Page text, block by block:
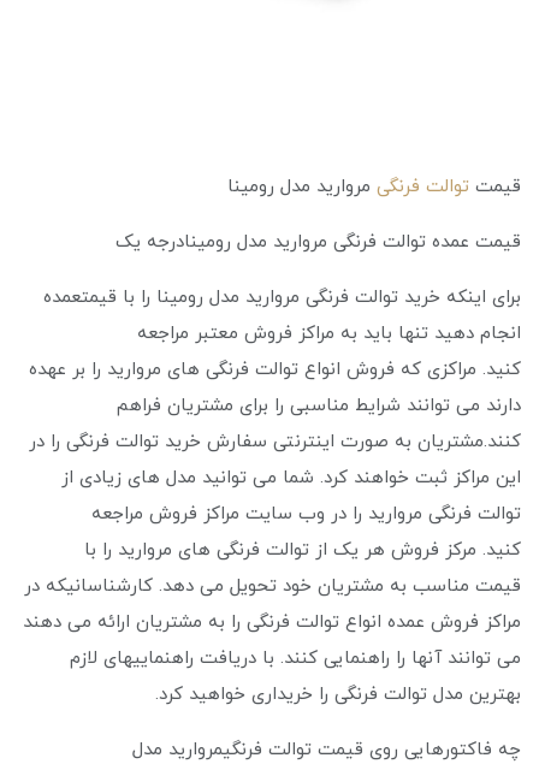
قیمت توالت فرنگی مروارید مدل رومینا
قیمت عمده توالت فرنگی مروارید مدل رومینادرجه یک
برای اینکه خرید توالت فرنگی مروارید مدل رومینا را با قیمتعمده
انجام دهید تنها باید به مراکز فروش معتبر مراجعه
کنید. مراکزی که فروش انواع توالت فرنگی های مروارید را بر عهده
دارند می توانند شرایط مناسبی را برای مشتریان فراهم
کنند.مشتریان به صورت اینترنتی سفارش خرید توالت فرنگی را در
این مراکز ثبت خواهند کرد. شما می توانید مدل های زیادی از
توالت فرنگی مروارید را در وب سایت مراکز فروش مراجعه
کنید. مرکز فروش هر یک از توالت فرنگی های مروارید را با
قیمت مناسب به مشتریان خود تحویل می‌ دهد. کارشناسانیکه در
مراکز فروش عمده انواع توالت فرنگی را به مشتریان ارائه می دهند
می‌ توانند آنها را راهنمایی کنند. با دریافت راهنماییهای لازم
بهترین مدل توالت فرنگی را خریداری خواهید کرد.
چه فاکتورهایی روی قیمت توالت فرنگیمروارید مدل